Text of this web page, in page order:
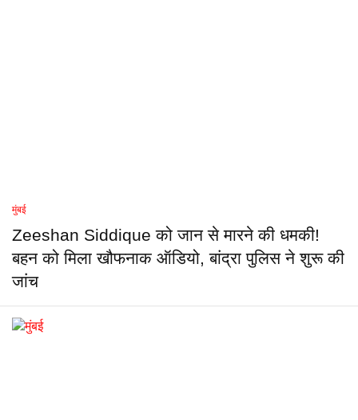
मुंबई
Zeeshan Siddique को जान से मारने की धमकी!
बहन को मिला खौफनाक ऑडियो, बांद्रा पुलिस ने शुरू की
जांच